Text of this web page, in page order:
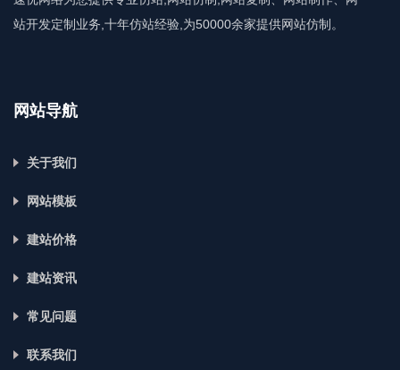
站开发定制业务,十年仿站经验,为50000余家提供网站仿制。
网站导航
关于我们
网站模板
建站价格
建站资讯
常见问题
联系我们